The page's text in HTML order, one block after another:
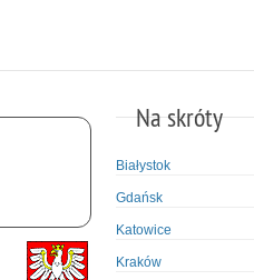
Na skróty
Białystok
Gdańsk
Katowice
Kraków